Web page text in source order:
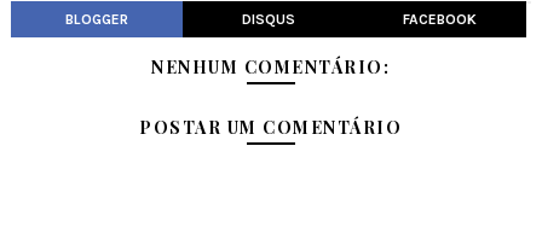
BLOGGER DISQUS FACEBOOK
NENHUM COMENTÁRIO:
POSTAR UM COMENTÁRIO